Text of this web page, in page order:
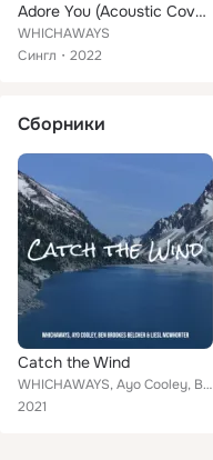
Adore You (Acoustic Cover)
WHICHAWAYS
Сингл
2022
Сборники
Catch the Wind
WHICHAWAYS, Ayo Cooley, BEN BROOKES BELCHER, Liesl McWhorter
2021